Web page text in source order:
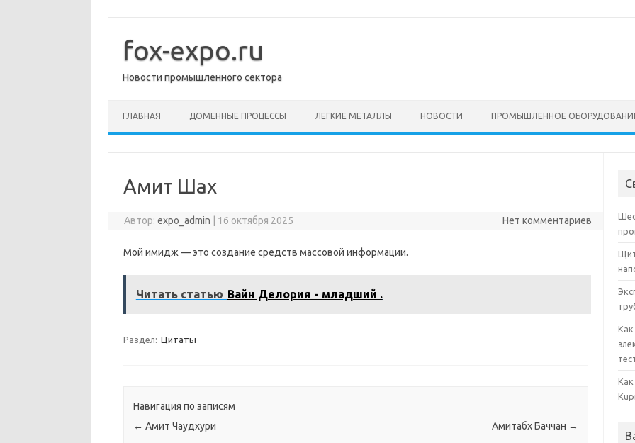
содержимому
fox-expo.ru
Новости промышленного сектора
ГЛАВНАЯ ДОМЕННЫЕ ПРОЦЕССЫ ЛЕГКИЕ МЕТАЛЛЫ НОВОСТИ ПРОМЫШЛЕННОЕ
Амит Шах
Автор:expo_admin 16 октября 2025 Нет комментариев
Мой имидж — это создание средств массовой информации.
Читать статью Вайн Делория - младший .
Раздел: Цитаты
Навигация по записям
← Амит Чаудхури Амитабх Баччан →